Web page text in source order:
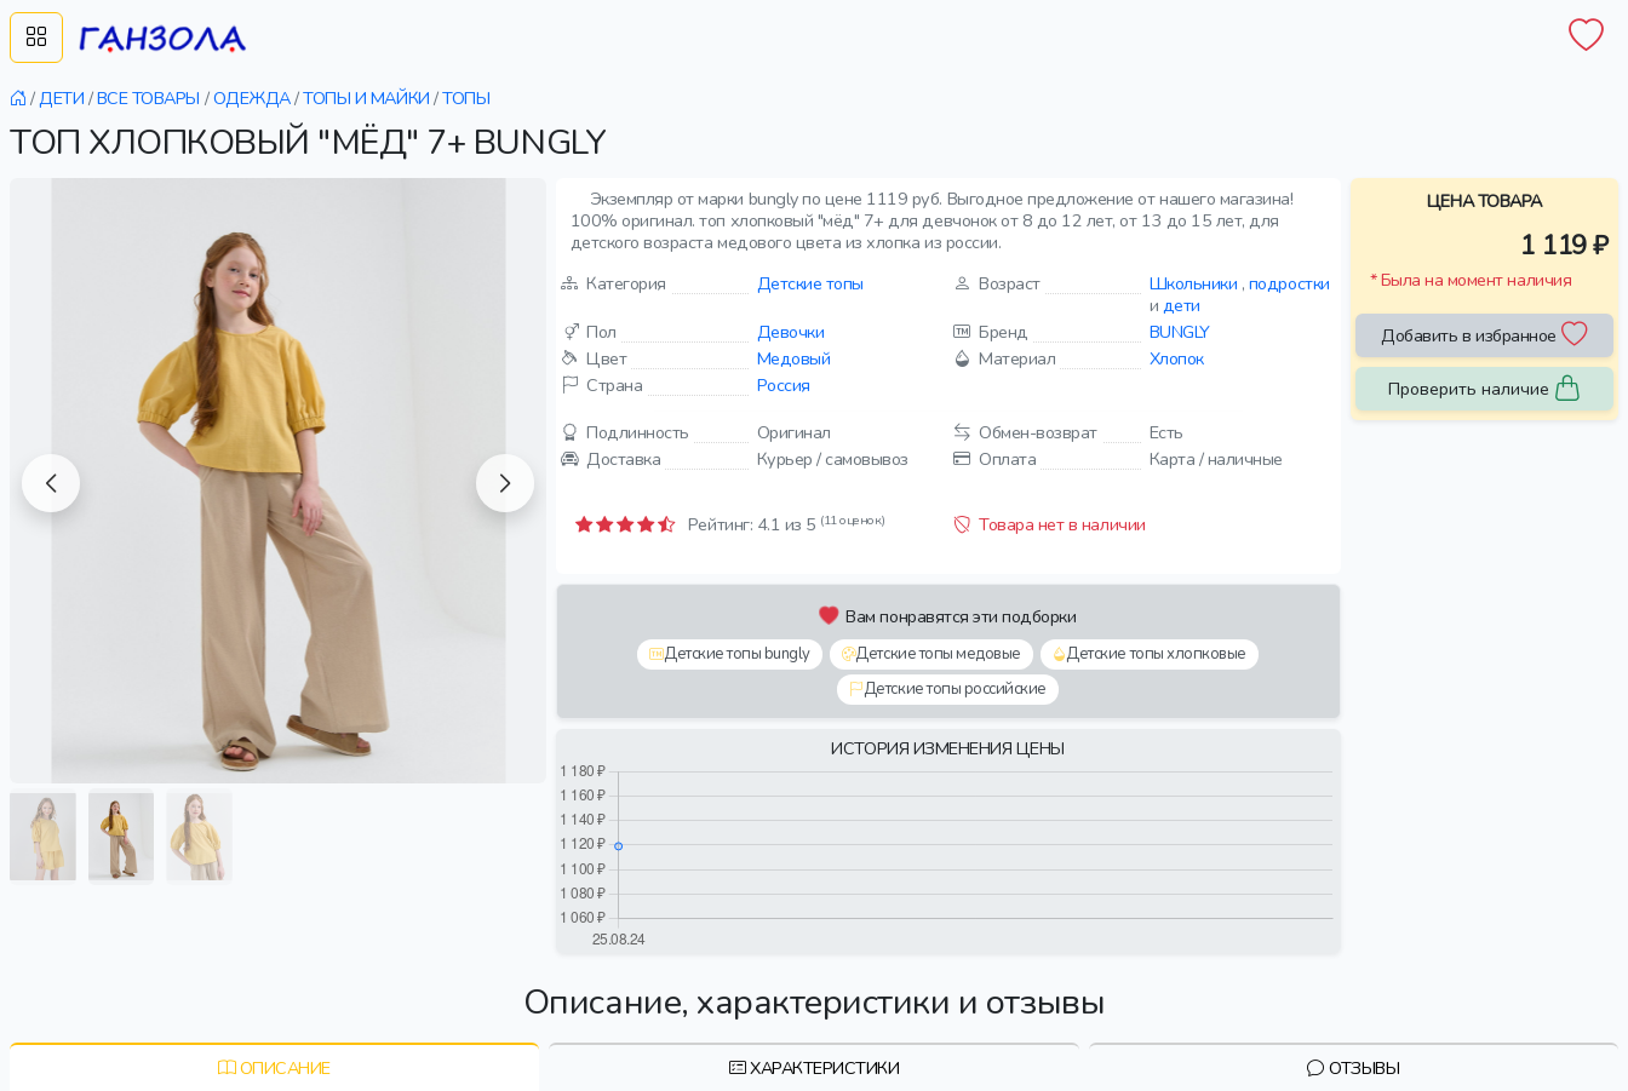
/ДЕТИ /ВСЕ ТОВАРЫ /ОДЕЖДА/ТОПЫ И МАЙКИ /ТОПЫ
ТОП ХЛОПКОВЫЙ "МЁД" 7+ BUNGLY
Экземпляр от марки bungly по цене 1119 руб. Выгодное предложение от нашего магазина!
100% оригинал. топ хлопковый "мёд" 7+ для девчонок от 8 до 12 лет, от 13 до 15 лет, для
детского возраста медового цвета из хлопка из россии.
Категория
Детские топы Возраст Школьники , подростки
и дети
Пол
Девочки Бренд
BUNGLY
Цвет
Медовый Материал
Хлопок
Страна
Россия
Подлинность
Оригинал Обмен-возврат
Есть
Доставка
Курьер / самовывоз Оплата Карта / наличные
Рейтинг: 4.1 из 5 (11 оценок) Товара нет в наличии
Вам понравятся эти подборки
Детские топы bungly Детские топы медовые
Детские топы хлопковые
Детские топы российские
ИСТОРИЯ ИЗМЕНЕНИЯ ЦЕНЫ
ЦЕНА ТОВАРА
1 119 ₽
* Была на момент наличия
Добавить в избранное
Проверить наличие
Описание, характеристики и отзывы
ОПИСАНИЕ ХАРАКТЕРИСТИКИ ОТЗЫВЫ